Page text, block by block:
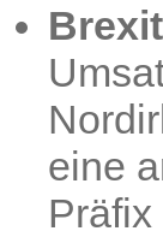
eine